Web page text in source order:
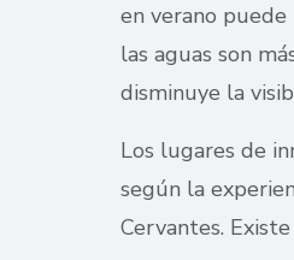
en verano
las aguas son
disminuye la
Los lugares de
según la
Cervantes.